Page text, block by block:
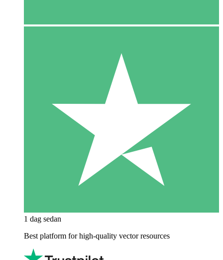
1 dag sedan
Best platform for high-quality vector resources